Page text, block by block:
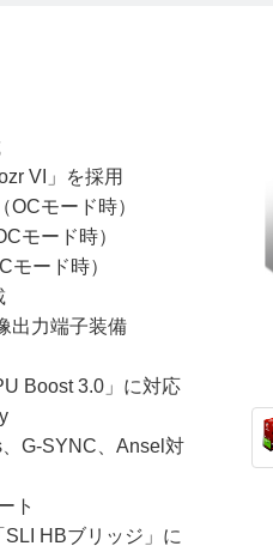
VI」を採用
モード時）
モード時）
モード時）
出力端子装備
Boost 3.0」に対応
G-SYNC、Ansel対
ト
HBブリッジ」に